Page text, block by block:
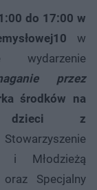
do 17:00 w
w
wydarzenie
przez
środków na
dzieci z
Młodzieżą
oraz Specjalny